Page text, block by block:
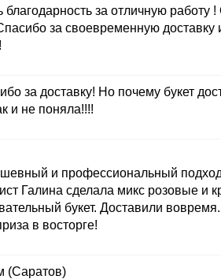
благодарность за отличную
за своевременную
за доставку! Но почему букет
и не поняла!!!!
и профессиональный
Галина сделала микс розовые и
букет. Доставили
в восторге!
(Саратов)